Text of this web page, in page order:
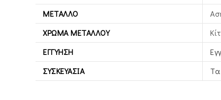
ΜΈΤΑΛΛΟ
ΧΡΏΜΑ ΜΕΤΆΛΛΟΥ
ΕΓΓΎΗΣΗ
ΣΥΣΚΕΥΑΣΊΑ